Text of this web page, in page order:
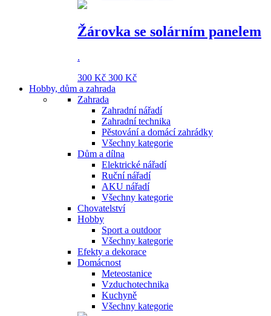
Žárovka se solárním panelem
.
300 Kč 300 Kč
Hobby, dům a zahrada
Zahrada
Zahradní nářadí
Zahradní technika
Pěstování a domácí zahrádky
Všechny kategorie
Dům a dílna
Elektrické nářadí
Ruční nářadí
AKU nářadí
Všechny kategorie
Chovatelství
Hobby
Sport a outdoor
Všechny kategorie
Efekty a dekorace
Domácnost
Meteostanice
Vzduchotechnika
Kuchyně
Všechny kategorie